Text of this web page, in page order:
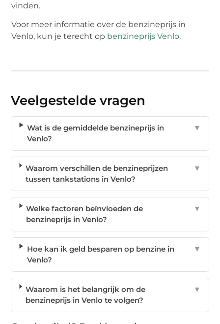
vinden.
Voor meer informatie over de benzineprijs in
Venlo, kun je terecht op benzineprijs Venlo.
Veelgestelde vragen
Wat is de gemiddelde benzineprijs in
Venlo?
▼
Waarom verschillen de benzineprijzen
tussen tankstations in Venlo?
▼
Welke factoren beïnvloeden de
benzineprijs in Venlo?
▼
Hoe kan ik geld besparen op benzine in
Venlo?
▼
Waarom is het belangrijk om de
benzineprijs in Venlo te volgen?
▼